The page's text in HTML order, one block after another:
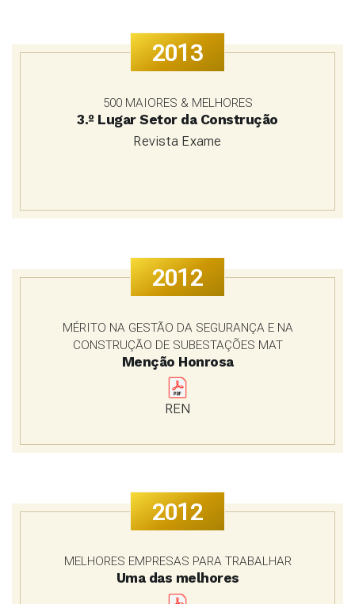
2013
500 MAIORES & MELHORES
3.º Lugar Setor da Construção
Revista Exame
2012
MÉRITO NA GESTÃO DA SEGURANÇA E NA
CONSTRUÇÃO DE SUBESTAÇÕES MAT
Menção Honrosa
REN
2012
MELHORES EMPRESAS PARA TRABALHAR
Uma das melhores